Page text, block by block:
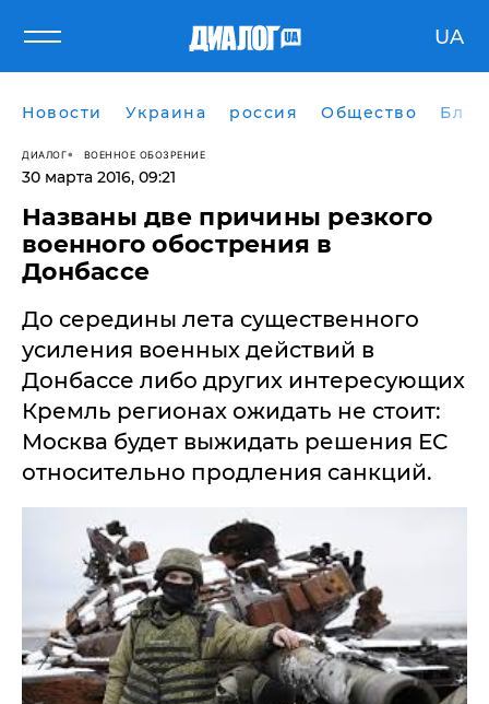
UA
Новости Украина россия Общество
ДИАЛОГ ВОЕННОЕ ОБОЗРЕНИЕ
30 марта 2016, 09:21
Названы две причины резкого
военного обострения в
Донбассе
До середины лета существенного
усиления военных действий в
Донбассе либо других интересующих
Кремль регионах ожидать не стоит:
Москва будет выжидать решения ЕС
относительно продления санкций.